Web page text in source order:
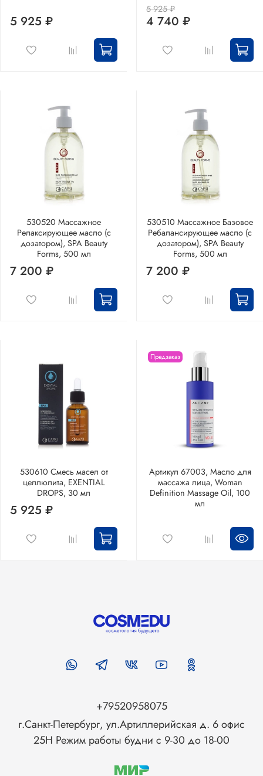
5 925 ₽
5 925 ₽
4 740 ₽
530520 Массажное
Релаксирующее масло (с
дозатором), SPA Beauty
Forms, 500 мл
7 200 ₽
530510 Массажное Базовое
Ребалансирующее масло (с
дозатором), SPA Beauty
Forms, 500 мл
7 200 ₽
530610 Смесь масел от
целлюлита, EXENTIAL
DROPS, 30 мл
5 925 ₽
Предзаказ
Артикул 67003, Масло для
массажа лица, Woman
Definition Massage Oil, 100
мл
+79520958075
г.Санкт-Петербург, ул.Артиллерийская д. 6 офис
25Н Режим работы будни с 9-30 до 18-00